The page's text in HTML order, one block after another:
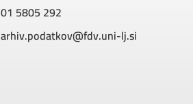
01 5805 292
arhiv.podatkov@fdv.uni-lj.si